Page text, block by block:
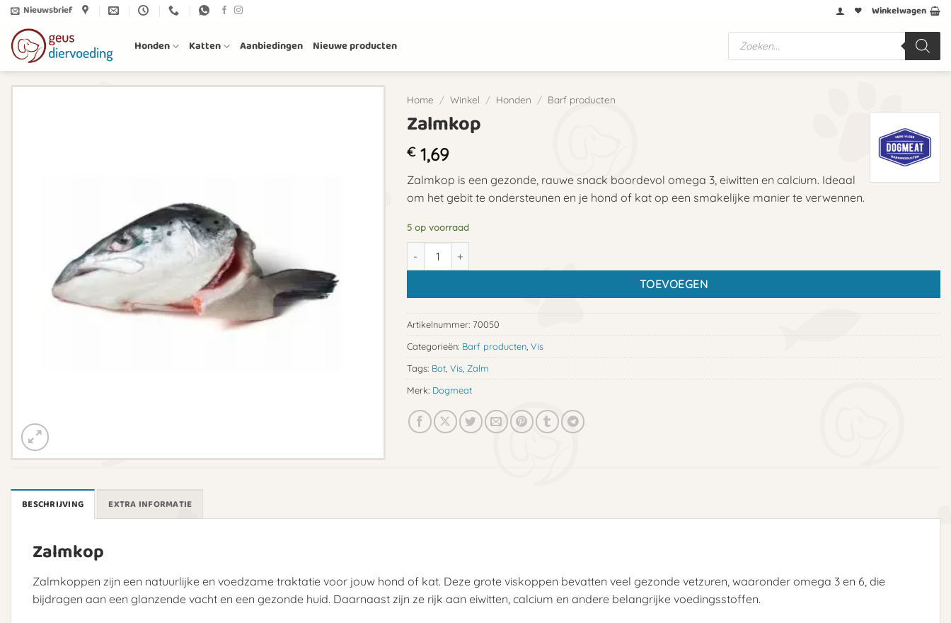
Ga
naar
inhoud
Nieuwsbrief Winkelwagen
Honden Katten Aanbiedingen Nieuwe producten
Producten
zoeken
Home / Winkel / Honden / Barf producten
Zalmkop
€1,69
Zalmkop is een gezonde, rauwe snack boordevol omega 3, eiwitten en calcium. Ideaal
om het gebit te ondersteunen en je hond of kat op een smakelijke manier te verwennen.
5 op voorraad
Zalmkop aantal
TOEVOEGEN
Artikelnummer: 70050
Categorieën: Barf producten Vis
Tags: Bot Vis Zalm
Merk: Dogmeat
BESCHRIJVING EXTRA INFORMATIE
Zalmkop
Zalmkoppen zijn een natuurlijke en voedzame traktatie voor jouw hond of kat. Deze grote viskoppen bevatten veel gezonde vetzuren, waaronder omega 3 en 6, die
bijdragen aan een glanzende vacht en een gezonde huid. Daarnaast zijn ze rijk aan eiwitten, calcium en andere belangrijke voedingsstoffen.